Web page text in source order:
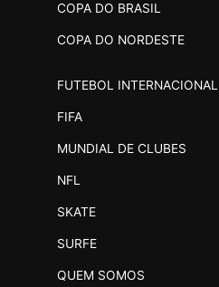
COPA DO BRASIL
COPA DO NORDESTE
FUTEBOL INTERNACIONAL
FIFA
MUNDIAL DE CLUBES
NFL
SKATE
SURFE
QUEM SOMOS